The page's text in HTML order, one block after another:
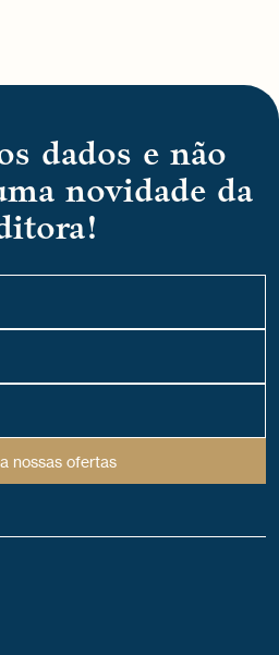
dados e não
novidade da
nossas ofertas